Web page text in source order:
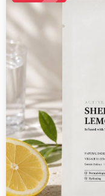
ЕВРОПА